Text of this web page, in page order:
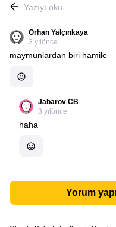
Yazıyı oku
Orhan Yalçınkaya
3 yılönce
maymunlardan biri hamile
Jabarov CB
3 yılönce
haha
Yorum